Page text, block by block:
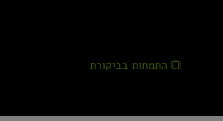
התמחות בביקורת